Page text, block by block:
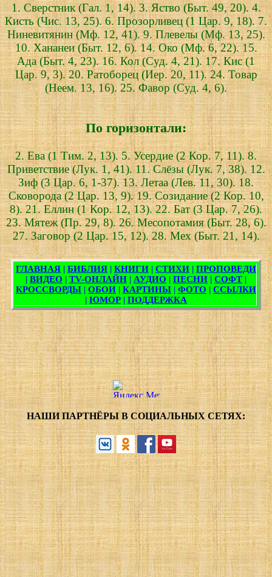
1. Сверстник (Гал. 1, 14). 3. Яство (Быт. 49, 20). 4.
Кисть (Чис. 13, 25). 6. Прозорливец (1 Цар. 9, 18). 7.
Ниневитянин (Мф. 12, 41). 9. Плевелы (Мф. 13, 25).
10. Хананеи (Быт. 12, 6). 14. Око (Мф. 6, 22). 15.
Ада (Быт. 4, 23). 16. Кол (Суд. 4, 21). 17. Кис (1
Цар. 9, 3). 20. Ратоборец (Иер. 20, 11). 24. Товар
(Неем. 13, 16). 25. Фавор (Суд. 4, 6).
По горизонтали:
2. Ева (1 Тим. 2, 13). 5. Усердие (2 Кор. 7, 11). 8.
Приветствие (Лук. 1, 41). 11. Слёзы (Лук. 7, 38). 12.
Зиф (3 Цар. 6, 1-37). 13. Летаа (Лев. 11, 30). 18.
Сковорода (2 Цар. 13, 9). 19. Созидание (2 Кор. 10,
8). 21. Еллин (1 Кор. 12, 13). 22. Бат (3 Цар. 7, 26).
23. Мятеж (Пр. 29, 8). 26. Месопотамия (Быт. 28, 6).
27. Заговор (2 Цар. 15, 12). 28. Мех (Быт. 21, 14).